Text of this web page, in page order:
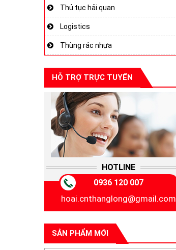
Thủ tục hải quan
Logistics
Thùng rác nhựa
HỖ TRỢ TRỰC TUYẾN
HOTLINE
0936 120 007
hoai.cnthanglong@gmail.com
SẢN PHẨM MỚI